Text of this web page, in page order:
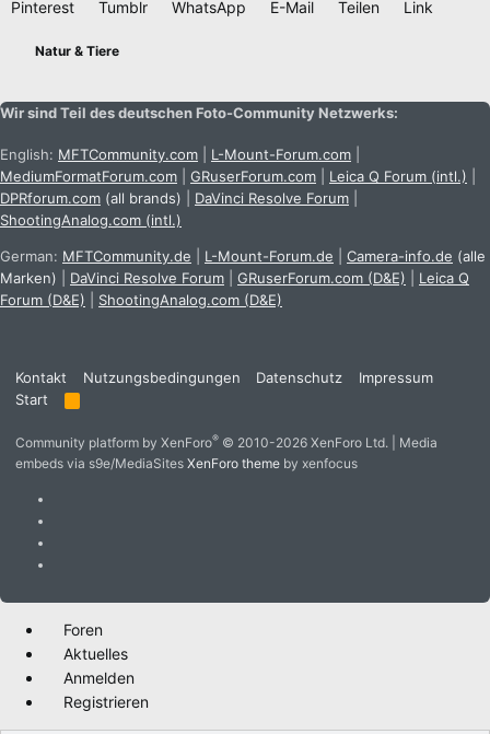
Pinterest Tumblr WhatsApp E-Mail Teilen Link
Natur & Tiere
Wir sind Teil des deutschen Foto-Community Netzwerks:
English: MFTCommunity.com L-Mount-Forum.com
MediumFormatForum.com
GRuserForum.com Leica Q Forum (intl.)
DPRforum.com (all brands) DaVinci Resolve Forum
ShootingAnalog.com (intl.)
German: MFTCommunity.de L-Mount-Forum.de Camera-info.de (alle
Marken)
DaVinci Resolve Forum GRuserForum.com (D&E)
Leica Q
Forum (D&E)
ShootingAnalog.com (D&E)
Kontakt Nutzungsbedingungen Datenschutz
Impressum
Start
R
S
Community platform by XenForo® © 2010-2026 XenForo Ltd.
Media
embeds via s9e/MediaSites XenForo theme by xenfocus
Foren
Aktuelles
Anmelden
Registrieren